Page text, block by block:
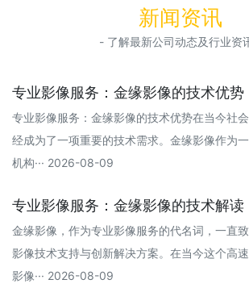
新闻资讯
- 了解最新公司动态及行业资
专业影像服务：金缘影像的技术优势
专业影像服务：金缘影像的技术优势在当今社
经成为了一项重要的技术需求。金缘影像作为
机构··· 2026-08-09
专业影像服务：金缘影像的技术解读
金缘影像，作为专业影像服务的代名词，一直
影像技术支持与创新解决方案。在当今这个高
影像··· 2026-08-09